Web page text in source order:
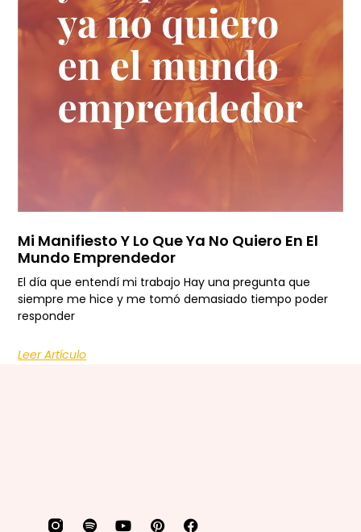
Mi Manifiesto Y Lo Que Ya No Quiero En El
Mundo Emprendedor
El día que entendí mi trabajo Hay una pregunta que
siempre me hice y me tomó demasiado tiempo poder
responder
Leer Artículo